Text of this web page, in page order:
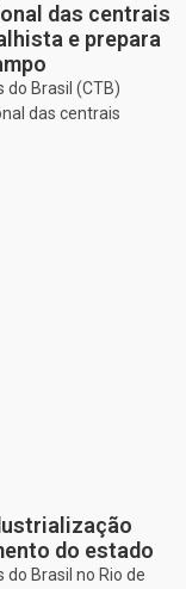
das centrais
e prepara
do Brasil (CTB)
das centrais
do estado
Brasil no Rio de